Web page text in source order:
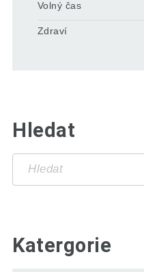
Volný čas
Zdraví
Hledat
Katergorie